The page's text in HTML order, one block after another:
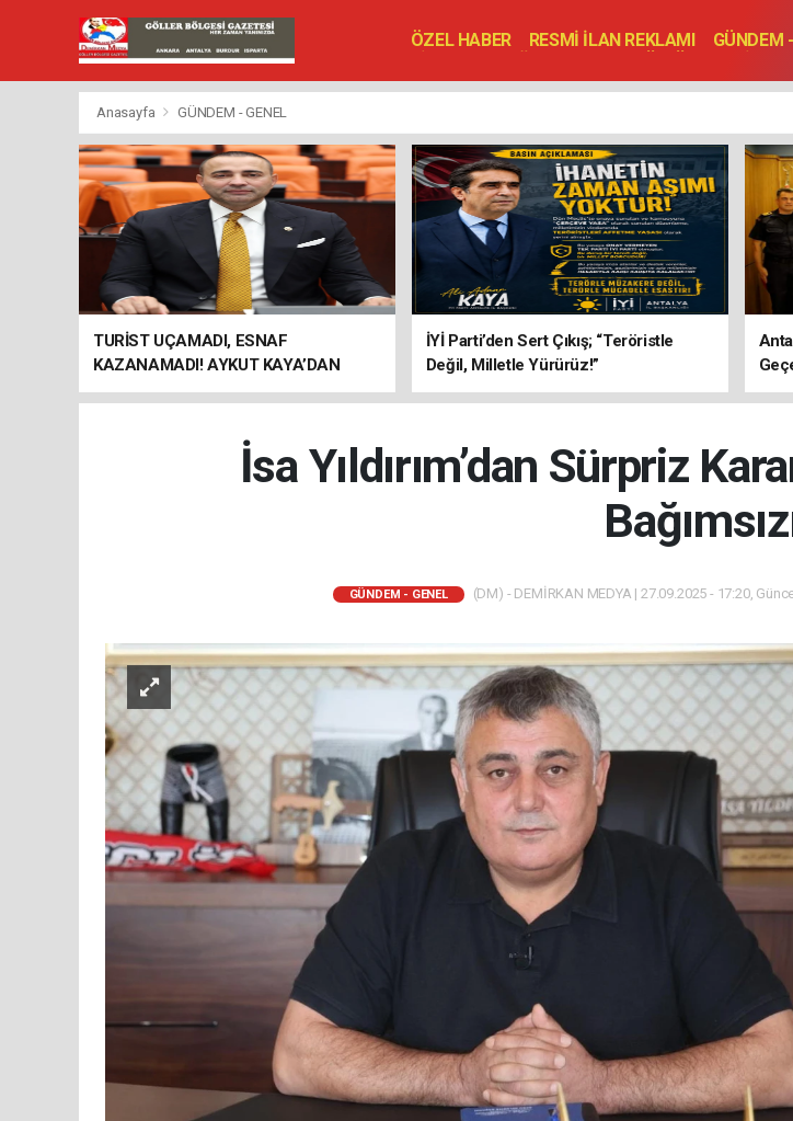
ÖZEL HABER RESMİ İLAN REKLAMI GÜNDEM
VEFAT EDENLER
TOPLANTI - DÜĞÜN
Anasayfa GÜNDEM - GENEL
TURİST UÇAMADI, ESNAF
KAZANAMADI! AYKUT KAYA’DAN
"BAGAJ HAKKI" ÇAĞRISI
İYİ Parti’den Sert Çıkış; “Teröristle
Değil, Milletle Yürürüz!”
İsa Yıldırım’dan Sürpriz
GÜNDEM - GENEL (DM) - DEMİRKAN MEDYA | 27.09.2025 - 17:20,